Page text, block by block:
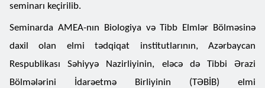
seminarı keçirilib.
Seminarda AMEA-nın Biologiya və Tibb Elmlər Bölməsinə
daxil olan elmi tədqiqat institutlarının, Azərbaycan
Respublikası Səhiyyə Nazirliyinin, eləcə də Tibbi Ərazi
Bölmələrini İdarəetmə Birliyinin (TƏBİB) elmi